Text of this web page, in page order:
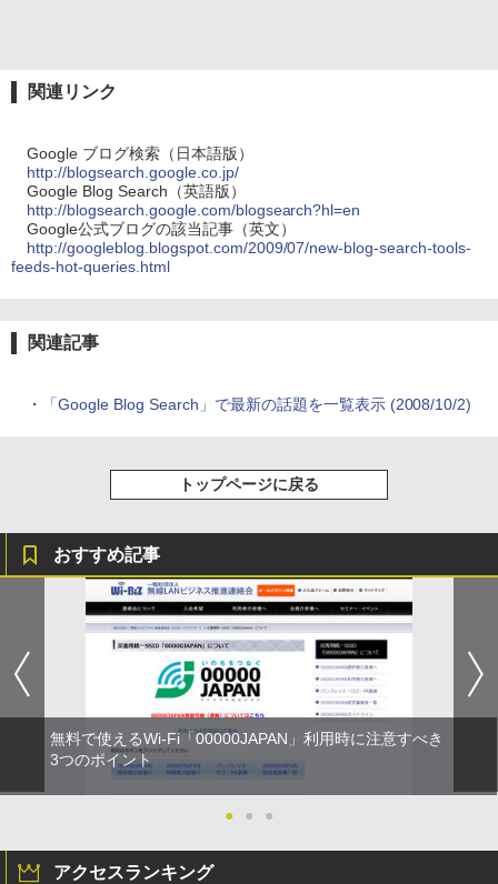
関連リンク
Google ブログ検索（日本語版）
http://blogsearch.google.co.jp/
Google Blog Search（英語版）
http://blogsearch.google.com/blogsearch?hl=en
Google公式ブログの該当記事（英文）
http://googleblog.blogspot.com/2009/07/new-blog-search-tools-
feeds-hot-queries.html
関連記事
・ 「Google Blog Search」で最新の話題を一覧表示 (2008/10/2)
トップページに戻る
おすすめ記事
無料で使えるWi-Fi「00000JAPAN」利用時に注意すべき
3つのポイント
● ● ●
アクセスランキング